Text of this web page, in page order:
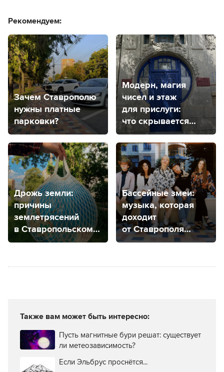
Рекомендуем:
Зачем Ставрополю
нужны платные
парковки?
Модерн, магия
чисел и этаж
для прислуги:
что скрывается
за самой
фотогеничной
дверью
Ставрополя?
Дрожь земли:
причины
землетрясений
в Ставропольском
крае, прогнозы
Бассейные змеи:
музыка, которая
доходит
от Ставрополя
до Мехико
Также вам может быть интересно:
Пусть магнитные бури решат: существует
ли метеозависимость?
Если Эльбрус проснётся...